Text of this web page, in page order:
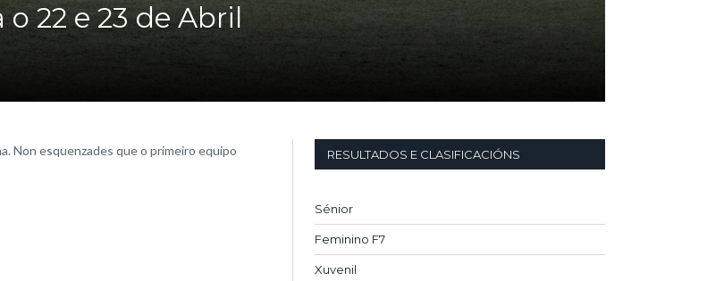
22 e 23 de Abril
Non esquenzades que o primeiro equipo
RESULTADOS E CLASIFICACIÓNS
Sénior
Feminino F7
Xuvenil